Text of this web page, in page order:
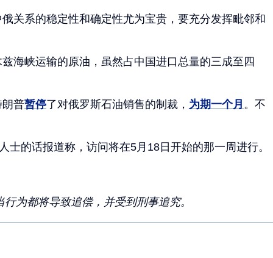
关系的稳定性和确定性尤为宝贵，要充分发挥毗邻和
海峡运输的原油，虽然占中国进口总量的三成至四
朗普暂停了对俄罗斯石油销售的制裁， 为期一个月 。不
的话报道称，访问将在5月18日开始的那一周进行。
为都将导致追偿，并受到刑事追究。